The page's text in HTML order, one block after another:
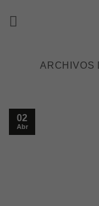
ARCHIVOS
02
Abr